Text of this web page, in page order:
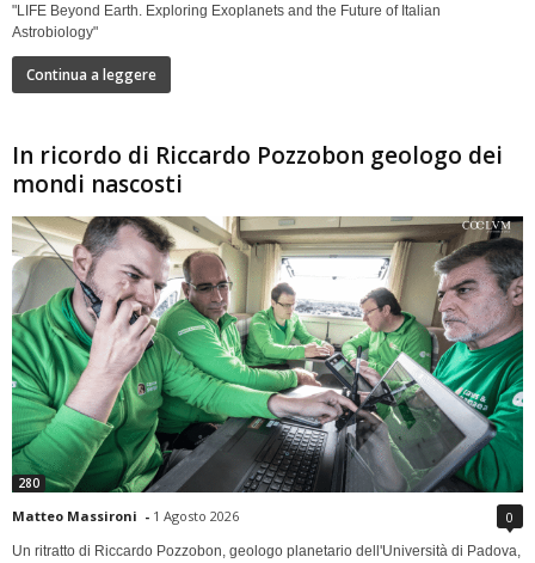
"LIFE Beyond Earth. Exploring Exoplanets and the Future of Italian
Astrobiology"
Continua a leggere
In ricordo di Riccardo Pozzobon geologo dei
mondi nascosti
280
Matteo Massironi - 1 Agosto 2026 0
Un ritratto di Riccardo Pozzobon, geologo planetario dell'Università di Padova,